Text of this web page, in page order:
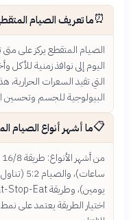
⏰ما تعريف الصيام
الصيام المتقطع يركز على
اليوم إلى نوافذ زمنية للأكل
التي تقيد السعرات الحرارية،
البيولوجية للجسم وتحسين
📋ما أشهر أنواع الصيام
اختيار الطريقة يعتمد على